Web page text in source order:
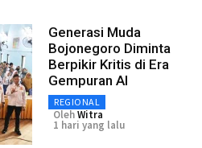
Generasi Muda
Bojonegoro Diminta
Berpikir Kritis di Era
Gempuran AI
REGIONAL
OlehWitra
1 hari yang lalu